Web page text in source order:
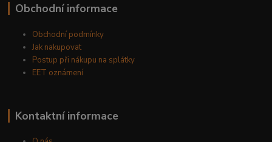
Obchodní informace
Obchodní podmínky
Jak nakupovat
Postup při nákupu na splátky
EET oznámení
Kontaktní informace